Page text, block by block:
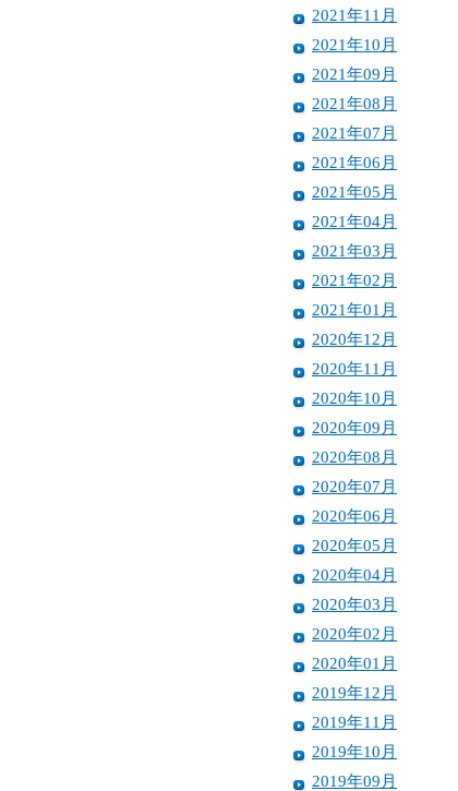
2021年11月
2021年10月
2021年09月
2021年08月
2021年07月
2021年06月
2021年05月
2021年04月
2021年03月
2021年02月
2021年01月
2020年12月
2020年11月
2020年10月
2020年09月
2020年08月
2020年07月
2020年06月
2020年05月
2020年04月
2020年03月
2020年02月
2020年01月
2019年12月
2019年11月
2019年10月
2019年09月